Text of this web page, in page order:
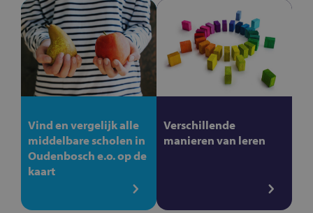
Vind en vergelijk alle
middelbare scholen in
Oudenbosch e.o. op de
kaart
Verschillende
manieren van leren